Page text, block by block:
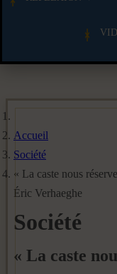
Accueil
Société
« La caste nous
Éric Verhaeghe
Société
« La caste